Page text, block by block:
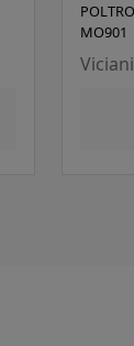
MO901
Viciani